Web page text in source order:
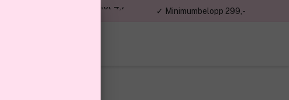
1,5 miljon kunder – Trustpilot 4,7
✓ Minimumbelopp 299,-